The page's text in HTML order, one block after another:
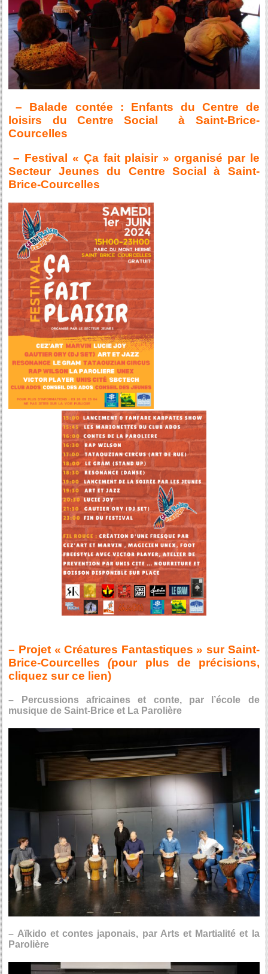
– Balade contée : Enfants du Centre de
loisirs du Centre Social à Saint-Brice-
Courcelles
– Festival « Ça fait plaisir » organisé par le
Secteur Jeunes du Centre Social à Saint-
Brice-Courcelles
– Projet « Créatures Fantastiques » sur Saint-
Brice-Courcelles(pour plus de précisions,
cliquez sur ce lien)
– Percussions africaines et conte, par l’école de
musique de Saint-Brice et La Parolière
– Aïkido et contes japonais, par Arts et Martialité et la
Parolière